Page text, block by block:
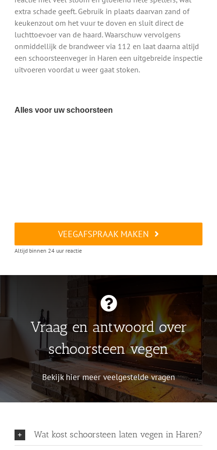
extra schade geeft. Gebruik in plaats daarvan zand of
keukenzout om het vuur te doven en sluit direct de
luchttoevoer van de haard. Waarschuw vervolgens
onmiddellijk de brandweer via 112 en laat daarna altijd
een schoorsteenveger in Haren een uitgebreide inspectie
uitvoeren voordat u weer gaat stoken.
Alles voor uw schoorsteen
VEEGAFSPRAAK MAKEN
Altijd binnen 24 uur reactie
Vraag en antwoord over
schoorsteen vegen
Bekijk hier meer veelgestelde vragen
Wat kost schoorsteen laten vegen in Haren?